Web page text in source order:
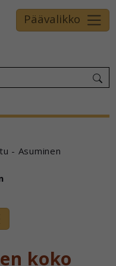
Päävalikko
- Asuminen
koko